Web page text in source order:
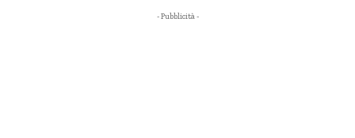
- Pubblicità -